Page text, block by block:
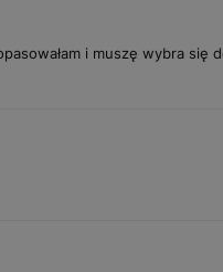
i muszę wybra się